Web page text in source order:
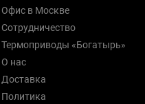
Офис в Москве
Сотрудничество
Термоприводы «Богатырь»
О нас
Доставка
Политика